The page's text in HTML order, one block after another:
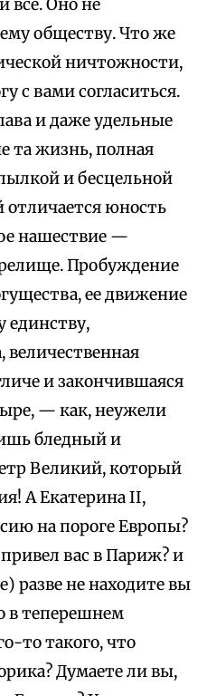
всё. Оно не
обществу. Что же
ничтожности,
с вами согласиться.
и даже удельные
та жизнь, полная
и бесцельной
отличается юность
нашествие —
Пробуждение
ее движение
единству,
величественная
и закончившаяся
— как, неужели
бледный и
Великий, который
А Екатерина II,
на пороге Европы?
вас в Париж? и
разве не находите вы
в теперешнем
то такого, что
Думаете ли вы,